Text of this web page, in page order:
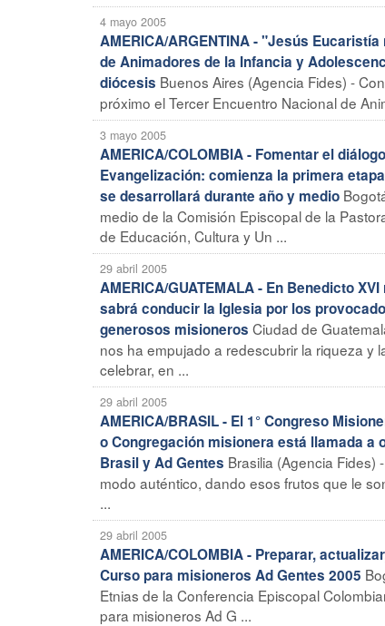
4 mayo 2005
AMERICA/ARGENTINA - "Jesús
de Animadores de la Infancia y
diócesis Buenos Aires (Agencia Fides) -
próximo el Tercer Encuentro Nacional de
3 mayo 2005
AMERICA/COLOMBIA - Fomentar el
Evangelización: comienza la primera
se desarrollará durante año y medio
medio de la Comisión Episcopal de la
de Educación, Cultura y Un ...
29 abril 2005
AMERICA/GUATEMALA - En Benedicto
sabrá conducir la Iglesia por los
generosos misioneros Ciudad de
nos ha empujado a redescubrir la riqueza y
celebrar, en ...
29 abril 2005
AMERICA/BRASIL - El 1° Congreso
o Congregación misionera está llamada
Brasil y Ad Gentes Brasilia (Agencia Fides)
modo auténtico, dando esos frutos que le
...
29 abril 2005
AMERICA/COLOMBIA - Preparar,
Curso para misioneros Ad Gentes 2005
Etnias de la Conferencia Episcopal
para misioneros Ad G ...